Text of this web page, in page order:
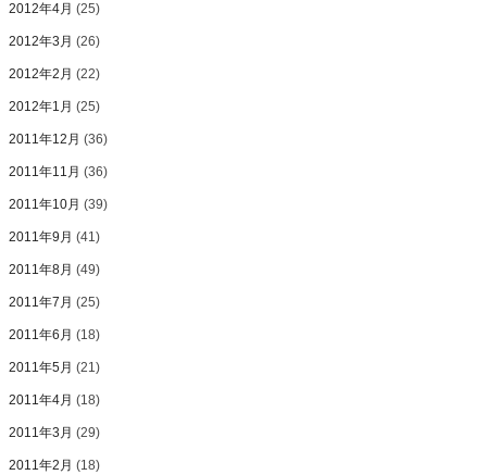
2012年4月 (25)
2012年3月 (26)
2012年2月 (22)
2012年1月 (25)
2011年12月 (36)
2011年11月 (36)
2011年10月 (39)
2011年9月 (41)
2011年8月 (49)
2011年7月 (25)
2011年6月 (18)
2011年5月 (21)
2011年4月 (18)
2011年3月 (29)
2011年2月 (18)